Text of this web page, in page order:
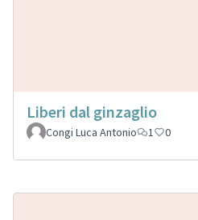
Liberi dal ginzaglio
Congi Luca Antonio
1 0